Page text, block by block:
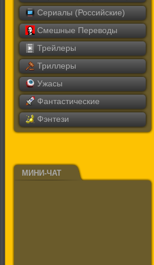
Сериалы (Российские)
Смешные Переводы
Трейлеры
Триллеры
Ужасы
Фантастические
Фэнтези
МИНИ-ЧАТ